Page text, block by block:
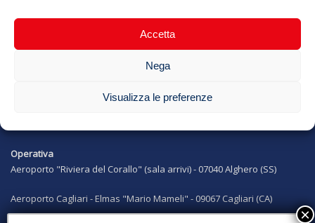
Accetta
Nega
Visualizza le preferenze
Operativa
Aeroporto "Riviera del Corallo" (sala arrivi) - 07040 Alghero (SS)
Aeroporto Cagliari - Elmas "Mario Mameli" - 09067 Cagliari (CA)